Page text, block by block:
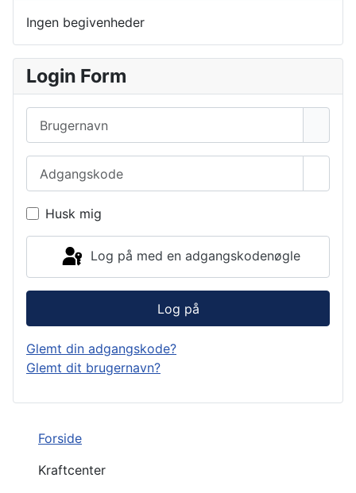
Forside
Kraftcenter
Ingen begivenheder
Login Form
Husk mig
Log på med en adgangskodenøgle
Log på
Glemt din adgangskode?
Glemt dit brugernavn?